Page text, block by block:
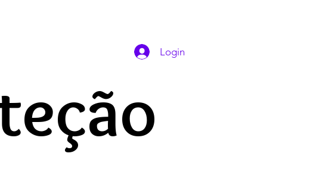
DAS ORAÇÕES
Login